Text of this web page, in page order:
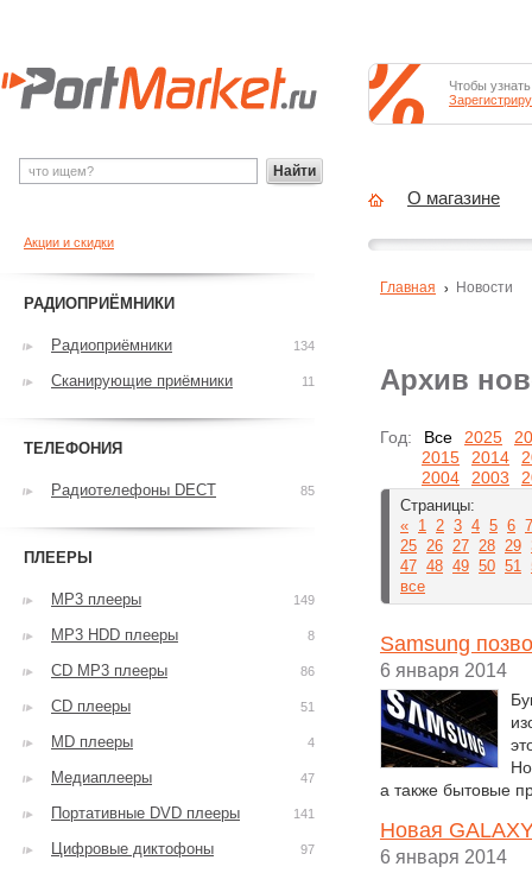
Архив
Год: Все 2025
2015
2014
2004
2003
Страницы:
« 1 2 3 4 5 6 7
25 26 27 28 29
47 48 49 50 51
все
Samsung
6 января 2014
а также бытовые
Новая
6 января 2014
Главная Новости
Акции и скидки
РАДИОПРИЁМНИКИ
Радиоприёмники 134
Сканирующие приёмники 11
ТЕЛЕФОНИЯ
Радиотелефоны DECT 85
ПЛЕЕРЫ
MP3 плееры 149
MP3 HDD плееры 8
CD MP3 плееры 86
CD плееры 51
MD плееры 4
Медиаплееры 47
Портативные DVD плееры 141
Цифровые диктофоны 97
Найти
Чтобы
О магазине